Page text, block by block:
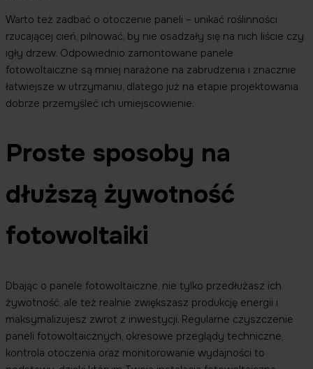
Warto też zadbać o otoczenie paneli – unikać roślinności
rzucającej cień, pilnować, by nie osadzały się na nich liście czy
igły drzew. Odpowiednio zamontowane panele
fotowoltaiczne są mniej narażone na zabrudzenia i znacznie
łatwiejsze w utrzymaniu, dlatego już na etapie projektowania
dobrze przemyśleć ich umiejscowienie.
Proste sposoby na
dłuższą żywotność
fotowoltaiki
Dbając o panele fotowoltaiczne, nie tylko przedłużasz ich
żywotność, ale też realnie zwiększasz produkcję energii i
maksymalizujesz zwrot z inwestycji. Regularne czyszczenie
paneli fotowoltaicznych, okresowe przeglądy techniczne,
kontrola otoczenia oraz monitorowanie wydajności to